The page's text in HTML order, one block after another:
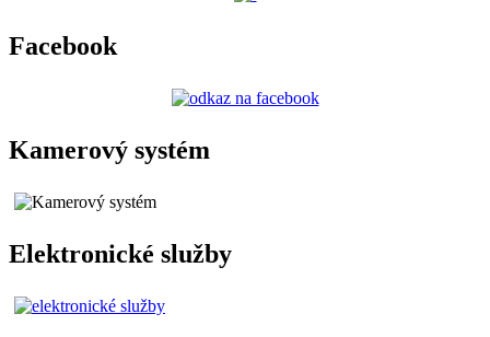
Facebook
Kamerový systém
Elektronické služby